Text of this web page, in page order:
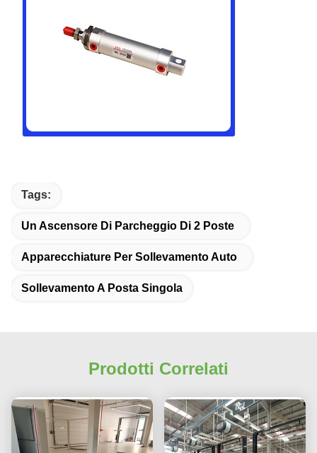
Tags:
Un Ascensore Di Parcheggio Di 2 Poste
Apparecchiature Per Sollevamento Auto
Sollevamento A Posta Singola
Prodotti Correlati